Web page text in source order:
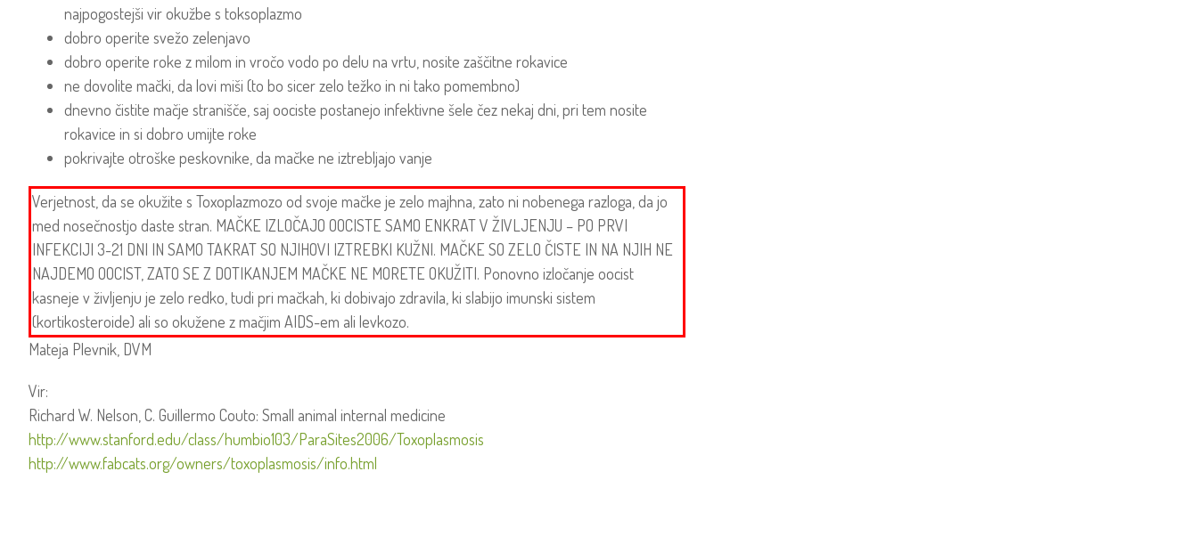
najpogostejši vir okužbe s toksoplazmo
dobro operite svežo zelenjavo
dobro operite roke z milom in vročo vodo po delu na vrtu, nosite zaščitne rokavice
ne dovolite mački, da lovi miši (to bo sicer zelo težko in ni tako pomembno)
dnevno čistite mačje stranišče, saj oociste postanejo infektivne šele čez nekaj dni, pri tem nosite
rokavice in si dobro umijte roke
pokrivajte otroške peskovnike, da mačke ne iztrebljajo vanje
Verjetnost, da se okužite s Toxoplazmozo od svoje mačke je zelo majhna, zato ni nobenega razloga, da jo
med nosečnostjo daste stran. MAČKE IZLOČAJO OOCISTE SAMO ENKRAT V ŽIVLJENJU – PO PRVI
INFEKCIJI 3-21 DNI IN SAMO TAKRAT SO NJIHOVI IZTREBKI KUŽNI. MAČKE SO ZELO ČISTE IN NA NJIH NE
NAJDEMO OOCIST, ZATO SE Z DOTIKANJEM MAČKE NE MORETE OKUŽITI. Ponovno izločanje oocist
kasneje v življenju je zelo redko, tudi pri mačkah, ki dobivajo zdravila, ki slabijo imunski sistem
(kortikosteroide) ali so okužene z mačjim AIDS-em ali levkozo.
Mateja Plevnik, DVM
Vir:
Richard W. Nelson, C. Guillermo Couto: Small animal internal medicine
http://www.stanford.edu/class/humbio103/ParaSites2006/Toxoplasmosis
http://www.fabcats.org/owners/toxoplasmosis/info.html